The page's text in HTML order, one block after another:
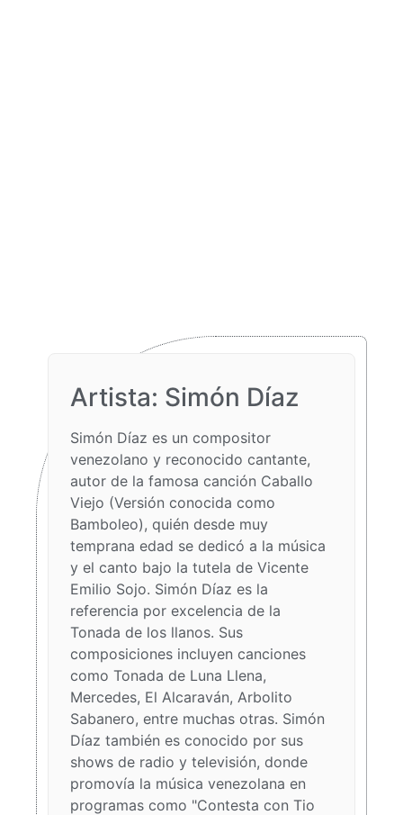
Artista: Simón Díaz​
Simón Díaz es un compositor
venezolano y reconocido cantante,
autor de la famosa canción Caballo
Viejo (Versión conocida como
Bamboleo), quién desde muy
temprana edad se dedicó a la música
y el canto bajo la tutela de Vicente
Emilio Sojo. Simón Díaz es la
referencia por excelencia de la
Tonada de los llanos. Sus
composiciones incluyen canciones
como Tonada de Luna Llena,
Mercedes, El Alcaraván, Arbolito
Sabanero, entre muchas otras. Simón
Díaz también es conocido por sus
shows de radio y televisión, donde
promovía la música venezolana en
programas como "Contesta con Tio